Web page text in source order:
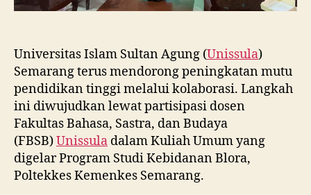
Universitas Islam Sultan Agung (Unissula)
Semarang terus mendorong peningkatan mutu
pendidikan tinggi melalui kolaborasi. Langkah
ini diwujudkan lewat partisipasi dosen
Fakultas Bahasa, Sastra, dan Budaya
(FBSB)Unissula dalam Kuliah Umum yang
digelar Program Studi Kebidanan Blora,
Poltekkes Kemenkes Semarang.